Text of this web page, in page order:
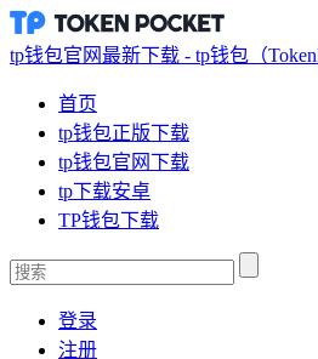
tp钱包官网最新下载 - tp钱包（
首页
tp钱包正版下载
tp钱包官网下载
tp下载安卓
TP钱包下载
登录
注册